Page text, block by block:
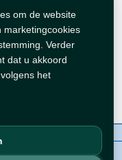
om de website
marketingcookies
Verder
dat u akkoord
het
WhatsAppen
2026